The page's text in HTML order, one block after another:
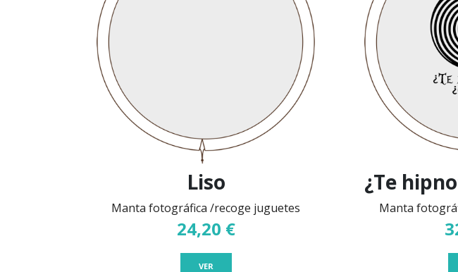
Liso
Manta fotográfica /recoge juguetes
24,20 €
VER
¿Te
Manta